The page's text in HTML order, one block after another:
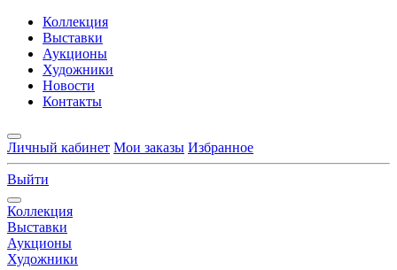
Коллекция
Выставки
Аукционы
Художники
Новости
Контакты
Личный кабинет Мои заказы Избранное
Выйти
Коллекция
Выставки
Аукционы
Художники